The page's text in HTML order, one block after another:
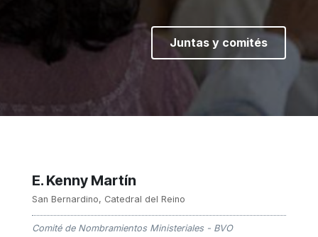
Juntas y comités
E. Kenny Martín
San Bernardino, Catedral del Reino
Comité de Nombramientos Ministeriales - BVO